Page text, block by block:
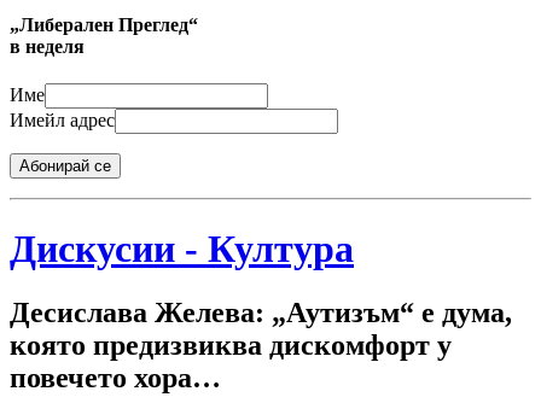
„Либерален Преглед“
в неделя
Име
Имейл адрес
Абонирай се
Дискусии - Култура
Десислава Желева: „Аутизъм“ е дума,
която предизвиква дискомфорт у
повечето хора…